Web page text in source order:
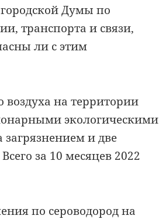
Думы по
транспорта и связи,
ли с этим
воздуха на территории
экологическими
и две
за 10 месяцев 2022
по сероводород на